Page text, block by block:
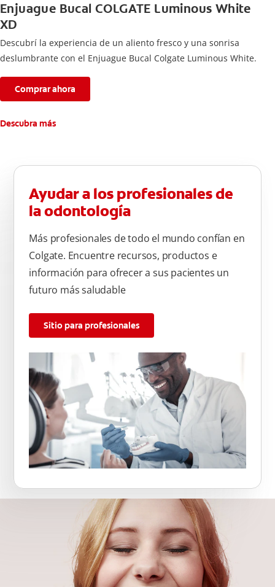
Enjuague Bucal COLGATE Luminous White
XD
Descubrí la experiencia de un aliento fresco y una sonrisa
deslumbrante con el Enjuague Bucal Colgate Luminous White.
Comprar ahora
Descubra más
Ayudar a los profesionales de
la odontología
Más profesionales de todo el mundo confían en
Colgate. Encuentre recursos, productos e
información para ofrecer a sus pacientes un
futuro más saludable
Sitio para profesionales